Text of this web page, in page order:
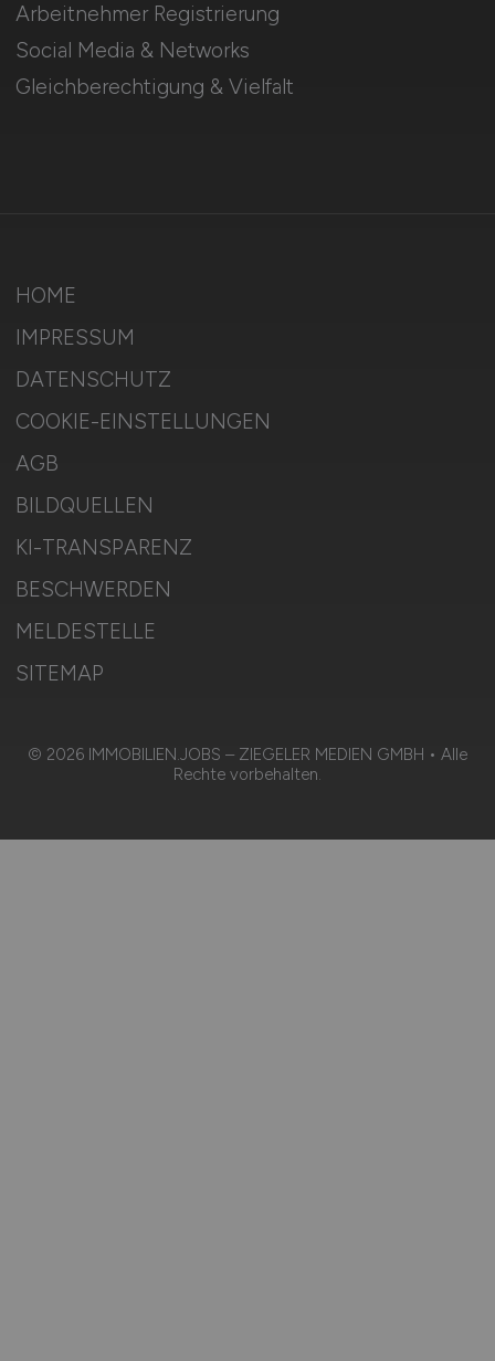
Arbeitnehmer Registrierung
Social Media & Networks
Gleichberechtigung & Vielfalt
HOME
IMPRESSUM
DATENSCHUTZ
COOKIE-EINSTELLUNGEN
AGB
BILDQUELLEN
KI-TRANSPARENZ
BESCHWERDEN
MELDESTELLE
SITEMAP
© 2026 IMMOBILIEN.JOBS – ZIEGELER MEDIEN GMBH • Alle
Rechte vorbehalten.